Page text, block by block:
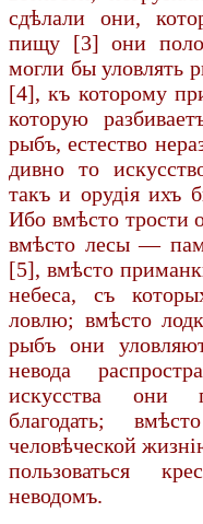
сдѣлали они,
пищу [3] они
могли бы уловлять
[4], къ которому
которую
рыбъ, естество
дивно то
такъ и орудія ихъ
Ибо вмѣсто трости
вмѣсто лесы —
[5], вмѣсто
небеса, съ
ловлю; вмѣсто
рыбъ они
невода
искусства они
благодать;
человѣческой
пользоваться
неводомъ.